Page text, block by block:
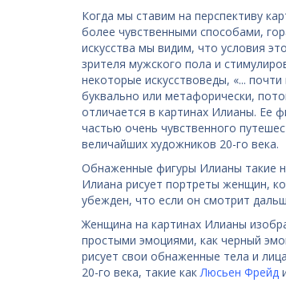
Когда мы ставим на перспективу
более чувственными способами,
искусства мы видим, что условия
зрителя мужского пола и
некоторые искусствоведы, «...
буквально или метафорически,
отличается в картинах Илианы. Ее
частью очень чувственного
величайших художников 20-го века.
Обнаженные фигуры Илианы такие
Илиана рисует портреты женщин,
убежден, что если он смотрит
Женщина на картинах Илианы
простыми эмоциями, как черный
рисует свои обнаженные тела и
20-го века, такие какЛюсьен Фрейд